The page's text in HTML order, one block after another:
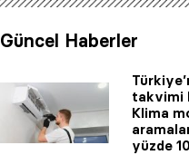
Güncel Haberler
takvimi
Klima
yüzde